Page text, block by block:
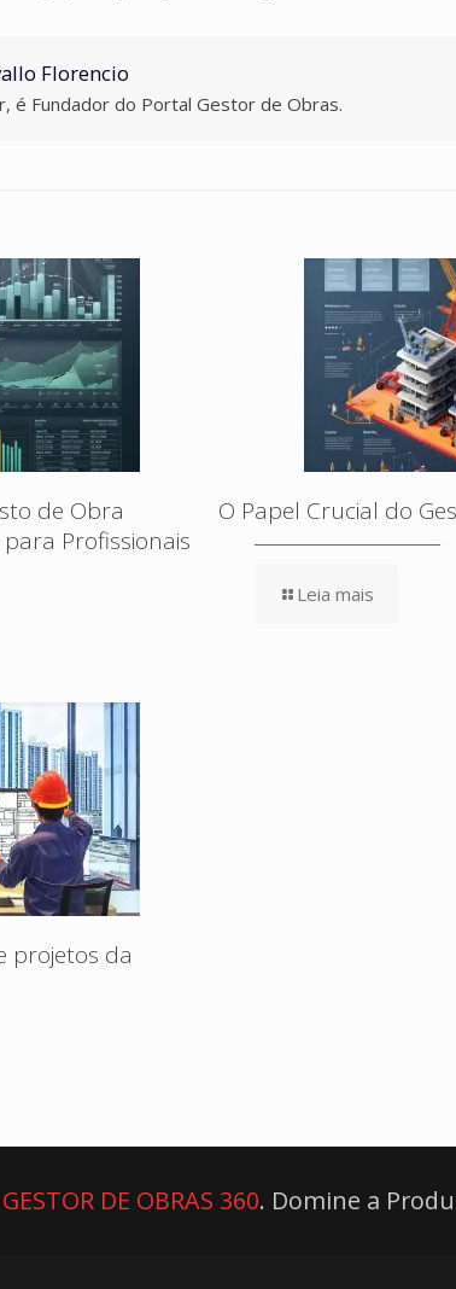
Florencio
é Fundador do Portal Gestor de Obras.
de Obra
Profissionais
O Papel Crucial do
Leia mais
projetos da
GESTOR DE OBRAS 360. Domine a